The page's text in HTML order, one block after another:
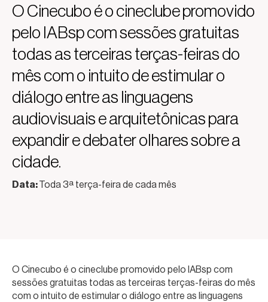
O Cinecubo é o cineclube promovido
pelo IABsp com sessões gratuitas
todas as terceiras terças-feiras do
mês com o intuito de estimular o
diálogo entre as linguagens
audiovisuais e arquitetônicas para
expandir e debater olhares sobre a
cidade.
Data:Toda 3ª terça-feira de cada mês
O Cinecubo é o cineclube promovido pelo IABsp com
sessões gratuitas todas as terceiras terças-feiras do mês
com o intuito de estimular o diálogo entre as linguagens